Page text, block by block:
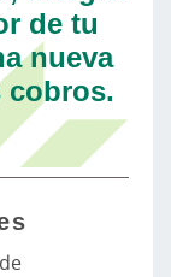
de tu
nueva
cobros.